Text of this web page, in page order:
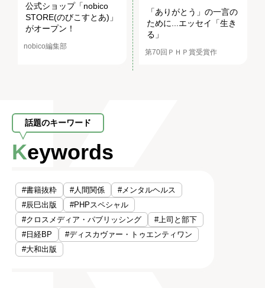
公式ショップ「nobico
STORE(のびこすとあ)」
がオープン！
nobico編集部
「ありがとう」の一言の
ために...エッセイ「生き
る」
第70回ＰＨＰ賞受賞作
話題のキーワード
Keywords
#書籍抜粋 #人間関係
#メンタルヘルス
#辰巳出版
#PHPスペシャル
#クロスメディア・パブリッシング
#上司と部下
#日経BP
#ディスカヴァー・トゥエンティワン
#大和出版